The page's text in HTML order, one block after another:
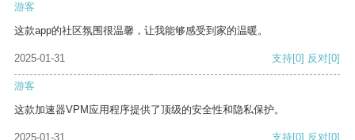
游客
这款app的社区氛围很温馨，让我能够感受到家的温暖。
2025-01-31 支持[0] 反对[0]
游客
这款加速器VPM应用程序提供了顶级的安全性和隐私保护。
2025-01-31 支持[0] 反对[0]